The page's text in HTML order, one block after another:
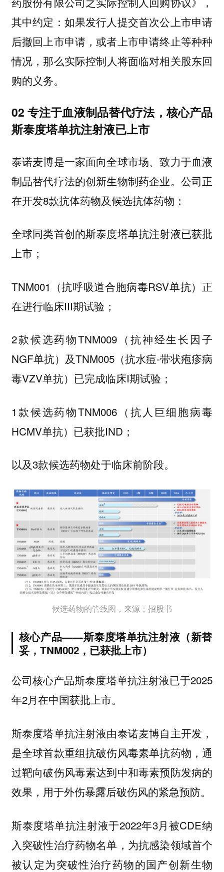
其中约定：如果发行人提交首次公上市申请
后撤回上市申请，或者上市申请终止等种种
情况， 那么实际控制人将面临对相关股东回
购的义务。
02 专注于血液制品替代疗法，核心产品
斯泰度塔单抗注射液已上市
泰诺麦博是一家面向全球市场、致力于血液
制品替代疗法的创新生物制药企业。公司正
在开发8款抗体药物及候选抗体药物：
全球同类首创的斯泰度塔单抗注射液已获批
上市；
TNM001（抗呼吸道合胞病毒RSV单抗）正
在进行临床III期试验；
2款候选药物TNM009（抗神经生长因子
NGF单抗）及TNM005（抗水痘-带状疱疹病
毒VZV单抗）已完成临床I期试验；
1款候选药物TNM006（抗人巨细胞病毒
HCMV单抗）已获批IND；
以及3款候选药物处于临床前阶段。
候选药物的管线图，来源：招股书
核心产品——斯泰度塔单抗注射液（新替
妥，TNM002，已获批上市）
公司核心产品斯泰度塔单抗注射液已于2025
年2月在中国获批上市。
斯泰度塔单抗注射液由泰诺麦博自主开发，
是全球首款重组抗破伤风毒素单抗药物，通
过靶向破伤风毒素达到中和毒素预防发病的
效果， 用于外伤暴露后破伤风的紧急预防。
斯泰度塔单抗注射液于2022年3月被CDE纳
入突破性治疗药物名单，为抗感染领域首个
被认定为突破性治疗药物的国产创新生物